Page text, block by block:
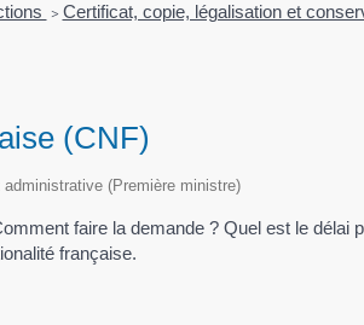
> Certificat, copie, légalisation et
(CNF)
(Première ministre)
faire la demande ? Quel est le
française.